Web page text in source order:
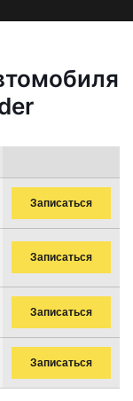
Записаться
Записаться
Записаться
Записаться